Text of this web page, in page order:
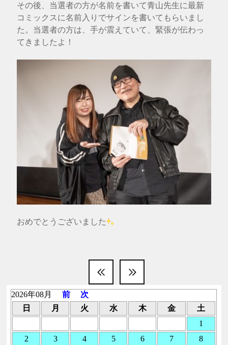
その後、当選者の方が名前を書いて青山先生に最新
コミックスに名前入りでサインを書いてもらいまし
た。当選者の方は、手が震えていて、緊張が伝わっ
てきましたよ！
おめでとうございました